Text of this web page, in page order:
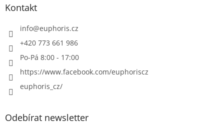
Kontakt
info@euphoris.cz
+420 773 661 986
Po-Pá 8:00 - 17:00
https://www.facebook.com/euphoriscz
euphoris_cz/
Odebírat newsletter